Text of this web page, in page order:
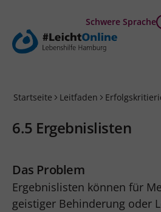
Schwere Sprache
Startseite Leitfaden
6.5 Ergebnislisten
Das Problem
Ergebnislisten können für
geistiger Behinderung oder